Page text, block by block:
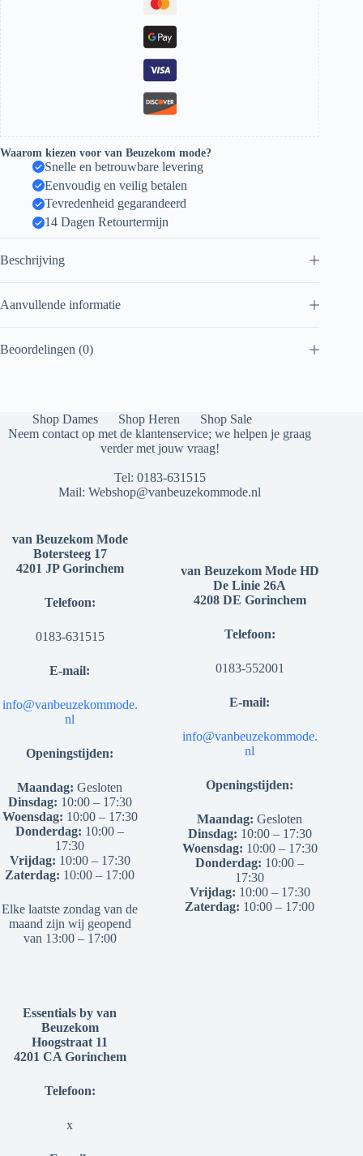
Waarom kiezen voor van Beuzekom mode?
Snelle en betrouwbare levering
Eenvoudig en veilig betalen
Tevredenheid gegarandeerd
14 Dagen Retourtermijn
Beschrijving
Aanvullende informatie
Beoordelingen (0)
Shop Dames Shop Heren
Shop Sale
Neem contact op met de klantenservice; we helpen je graag
verder met jouw vraag!
Tel: 0183-631515
Mail:Webshop@vanbeuzekommode.nl
van Beuzekom Mode
Botersteeg 17
4201 JP Gorinchem
Telefoon:
0183-631515
E-mail:
info@vanbeuzekommode.
nl
Openingstijden:
Maandag: Gesloten
Dinsdag: 10:00 – 17:30
Woensdag: 10:00 – 17:30
Donderdag: 10:00 –
17:30
Vrijdag: 10:00 – 17:30
Zaterdag: 10:00 – 17:00
Elke laatste zondag van de
maand zijn wij geopend
van 13:00 – 17:00
van Beuzekom Mode HD
De Linie 26A
4208 DE Gorinchem
Telefoon:
0183-552001
E-mail:
info@vanbeuzekommode.
nl
Openingstijden:
Maandag: Gesloten
Dinsdag: 10:00 – 17:30
Woensdag: 10:00 – 17:30
Donderdag: 10:00 –
17:30
Vrijdag: 10:00 – 17:30
Zaterdag: 10:00 – 17:00
Essentials by van
Beuzekom
Hoogstraat 11
4201 CA Gorinchem
Telefoon:
x